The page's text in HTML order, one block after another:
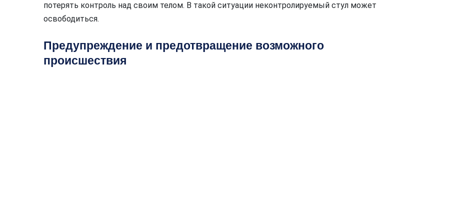
потерять контроль над своим телом. В такой ситуации неконтролируемый стул может
освободиться.
Предупреждение и предотвращение возможного
происшествия